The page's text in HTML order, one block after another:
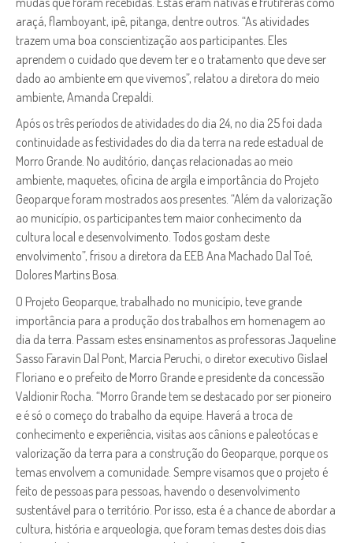
araçá, flamboyant, ipê, pitanga, dentre outros. “As atividades
trazem uma boa conscientização aos participantes. Eles
aprendem o cuidado que devem ter e o tratamento que deve ser
dado ao ambiente em que vivemos”, relatou a diretora do meio
ambiente, Amanda Crepaldi.
Após os três períodos de atividades do dia 24, no dia 25 foi dada
continuidade as festividades do dia da terra na rede estadual de
Morro Grande. No auditório, danças relacionadas ao meio
ambiente, maquetes, oficina de argila e importância do Projeto
Geoparque foram mostrados aos presentes. “Além da valorização
ao município, os participantes tem maior conhecimento da
cultura local e desenvolvimento. Todos gostam deste
envolvimento”, frisou a diretora da EEB Ana Machado Dal Toé,
Dolores Martins Bosa.
O Projeto Geoparque, trabalhado no município, teve grande
importância para a produção dos trabalhos em homenagem ao
dia da terra. Passam estes ensinamentos as professoras Jaqueline
Sasso Faravin Dal Pont, Marcia Peruchi, o diretor executivo Gislael
Floriano e o prefeito de Morro Grande e presidente da concessão
Valdionir Rocha. “Morro Grande tem se destacado por ser pioneiro
e é só o começo do trabalho da equipe. Haverá a troca de
conhecimento e experiência, visitas aos cânions e paleotócas e
valorização da terra para a construção do Geoparque, porque os
temas envolvem a comunidade. Sempre visamos que o projeto é
feito de pessoas para pessoas, havendo o desenvolvimento
sustentável para o território. Por isso, esta é a chance de abordar a
cultura, história e arqueologia, que foram temas destes dois dias